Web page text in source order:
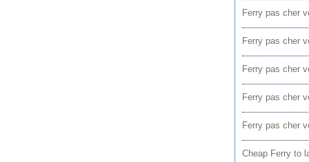
Ferry pas cher
Ferry pas cher
Ferry pas cher
Ferry pas cher
Ferry pas cher
Cheap Ferry to